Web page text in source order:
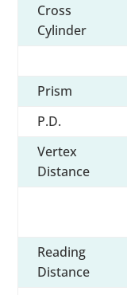
Cross
Cylinder
Prism
P.D.
Vertex
Distance
Reading
Distance